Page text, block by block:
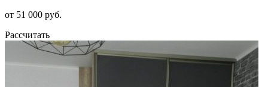
от 51 000 руб.
Рассчитать